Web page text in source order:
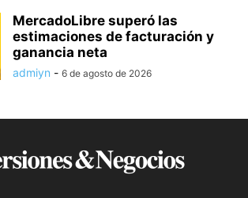
MercadoLibre superó las
estimaciones de facturación y
ganancia neta
admiyn - 6 de agosto de 2026